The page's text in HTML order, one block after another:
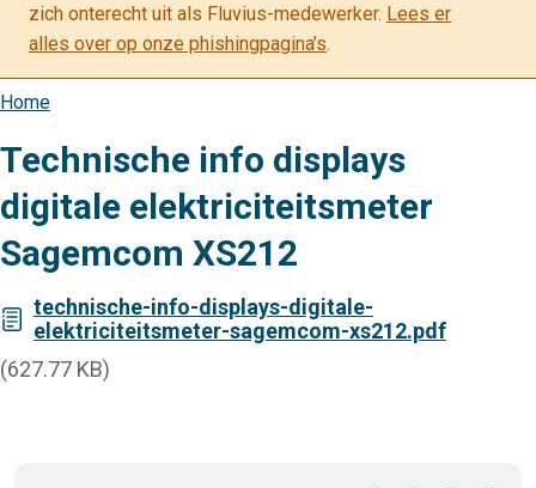
zich onterecht uit als Fluvius-medewerker. Lees er
alles over op onze phishingpagina’s.
Kruimelpad
Home
Technische info displays
digitale elektriciteitsmeter
Sagemcom XS212
technische-info-displays-digitale-
elektriciteitsmeter-sagemcom-xs212.pdf
(627.77 KB)